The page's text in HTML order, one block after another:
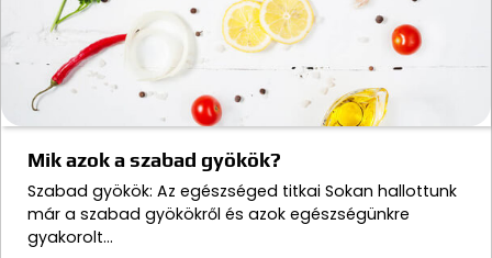
Mik azok a szabad gyökök?
Szabad gyökök: Az egészséged titkai Sokan hallottunk
már a szabad gyökökről és azok egészségünkre
gyakorolt…